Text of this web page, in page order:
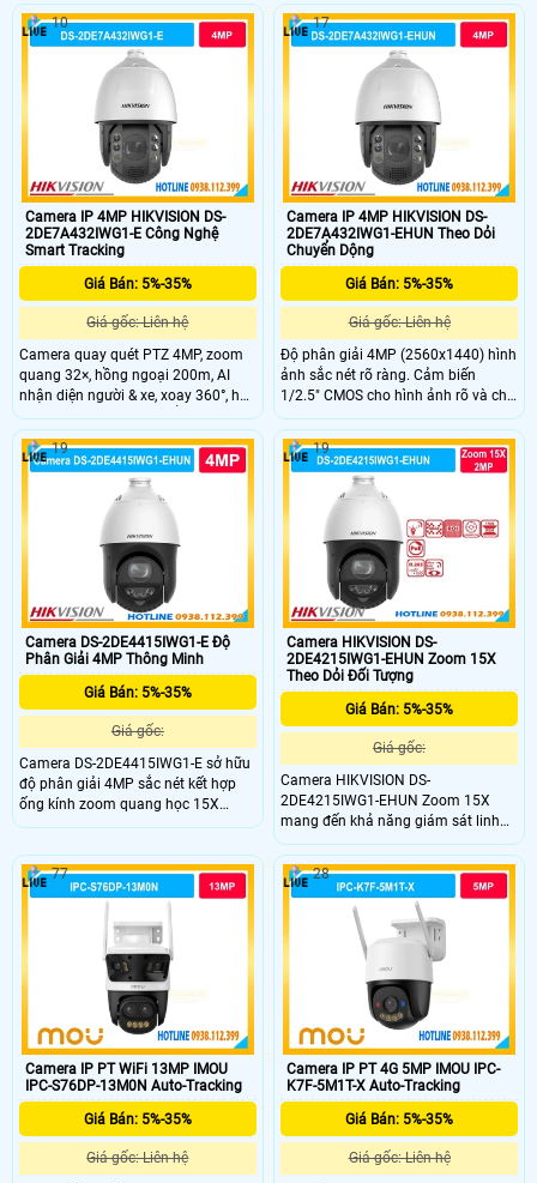
trợ quan sát ban đêm hiệu quả cao.
Cảm biến 1/2.8" CMOS cho chất
lượng hình ảnh ổn định. Xoay 360°
PTZ linh hoạt bao quát toàn khu
vực rộng.
Camera IP 4MP HIKVISION DS-
2DE7A432IWG1-E Công Nghệ
Smart Tracking
Giá Bán: 5%-35%
Giá gốc: Liên hệ
Camera quay quét PTZ 4MP, zoom
quang 32×, hồng ngoại 200m, AI
nhận diện người & xe, xoay 360°, hỗ
trợ Smart Tracking, chuẩn IP67.
10
Camera IP 4MP HIKVISION DS-
2DE7A432IWG1-EHUN Theo Dỏi
Chuyển Dộng
Giá Bán: 5%-35%
Giá gốc: Liên hệ
Độ phân giải 4MP (2560x1440) hình
ảnh sắc nét rõ ràng. Cảm biến
1/2.5" CMOS cho hình ảnh rõ và chi
tiết tốt. Zoom quang 32X quan sát
xa rõ nét trong mọi điều kiện. Hồng
ngoại 200m hỗ trợ giám sát ban
đêm hiệu quả cao.
17
Camera DS-2DE4415IWG1-E Độ
Phân Giải 4MP Thông Minh
Giá Bán: 5%-35%
Giá gốc:
Camera DS-2DE4415IWG1-E sở hữu
độ phân giải 4MP sắc nét kết hợp
ống kính zoom quang học 15X
mạnh mẽ, giúp theo dõi chi tiết mọi
giám sát quay quét cao cấp này
mang lại giải pháp bảo vệ tối ưu
cho các khu vực diện rộng như nhà
xưởng, bến bãi hay khu đô thị.
19
Camera HIKVISION DS-
2DE4215IWG1-EHUN Zoom 15X
Theo Dỏi Đối Tượng
Giá Bán: 5%-35%
Giá gốc:
Camera HIKVISION DS-
2DE4215IWG1-EHUN Zoom 15X
mang đến khả năng giám sát linh
hoạt với độ phân giải Full HD 2MP,
zoom quang học 15X và hồng
ngoại 100m. Công nghệ DarkFighter
cho hình ảnh rõ nét trong điều kiện
thiếu sáng, kết hợp cảnh báo chủ
động, đàm thoại hai chiều và chuẩn
IP67 giúp hoạt động bền bỉ ngoài
trời.
19
Camera IP PT WiFi 13MP IMOU
IPC-S76DP-13M0N Auto-Tracking
Giá Bán: 5%-35%
Giá gốc: Liên hệ
77
Camera IP PT 4G 5MP IMOU IPC-
K7F-5M1T-X Auto-Tracking
Giá Bán: 5%-35%
Giá gốc: Liên hệ
28